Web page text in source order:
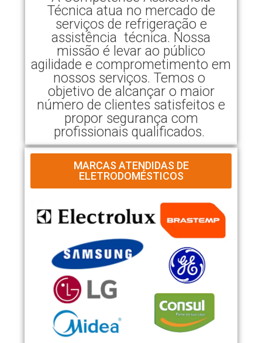
Técnica atua no mercado de
serviços de refrigeração e
assistência técnica. Nossa
missão é levar ao público
agilidade e comprometimento em
nossos serviços. Temos o
objetivo de alcançar o maior
número de clientes satisfeitos e
propor segurança com
profissionais qualificados.
MARCAS ATENDIDAS DE
ELETRODOMÉSTICOS